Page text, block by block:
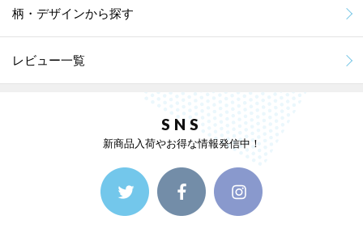
柄・デザインから探す
レビュー一覧
SNS
新商品入荷やお得な情報発信中！